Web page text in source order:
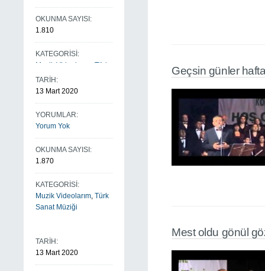
OKUNMA SAYISI:
1.810
KATEGORİSİ:
Muzik Videolarım
Türk
Sanat Müziği
TARİH:
13 Mart 2020
YORUMLAR:
Yorum Yok
OKUNMA SAYISI:
1.870
KATEGORİSİ:
Muzik Videolarım, Türk
Sanat Müziği
Geçsin günler
TARİH:
13 Mart 2020
Mest oldu gönül